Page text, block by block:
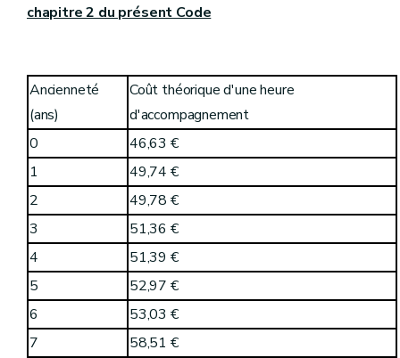
chapitre 2 du présent Code
Ancienneté
(ans)
Coût théorique d'une heure
d'accompagnement
0
46,63 €
1
49,74 €
2
49,78 €
3
51,36 €
4
51,39 €
5
52,97 €
6
53,03 €
7
58,51 €